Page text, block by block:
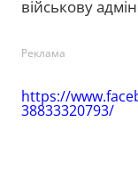
військову
Реклама
https://
38833320793/